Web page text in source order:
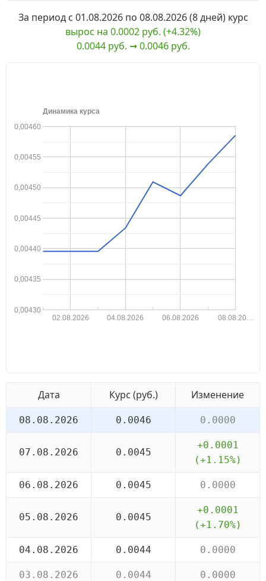
За период с 01.08.2026по 08.08.2026(8 дней) курс
вырос на 0.0002 руб. (+4.32%)
0.0044 руб. ➞︎ 0.0046 руб.
Динамика курса
02.08.2026 04.08.2026 06.08.2026 08.08.20…
0,00430
0,00435
0,00440
0,00445
0,00450
0,00455
0,00460
Дата Курс (руб.) Изменение
08.08.2026 0.0046 0.0000
07.08.2026 0.0045
+0.0001
(+1.15%)
06.08.2026 0.0045 0.0000
05.08.2026 0.0045
+0.0001
(+1.70%)
04.08.2026 0.0044 0.0000
03.08.2026 0.0044 0.0000